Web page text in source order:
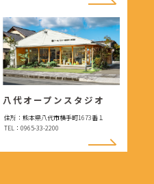
八代オープンスタジオ
住所：熊本県八代市横手町1673番１
TEL：0965-33-2200